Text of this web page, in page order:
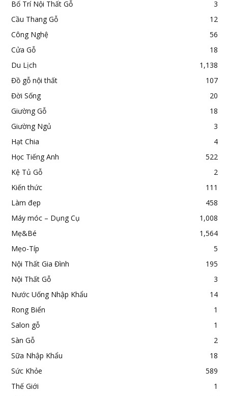
Bố Trí Nội Thất Gỗ
3
Cầu Thang Gỗ
12
Công Nghệ
56
Cửa Gỗ
18
Du Lịch
1,138
Đồ gỗ nội thất
107
Đời Sống
20
Giường Gỗ
18
Giường Ngủ
3
Hạt Chia
4
Học Tiếng Anh
522
Kệ Tủ Gỗ
2
Kiến thức
111
Làm đẹp
458
Máy móc – Dụng Cụ
1,008
Mẹ&Bé
1,564
Mẹo-Típ
5
Nội Thất Gia Đình
195
Nội Thất Gỗ
3
Nước Uống Nhập Khẩu
14
Rong Biển
1
Salon gỗ
1
Sàn Gỗ
2
Sữa Nhập Khẩu
18
Sức Khỏe
589
Thế Giới
1